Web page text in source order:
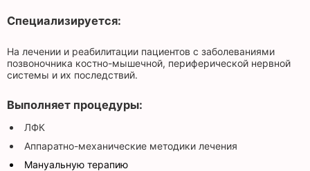
Специализируется:
На лечении и реабилитации пациентов с заболеваниями
позвоночника костно-мышечной, периферической нервной
системы и их последствий.
Выполняет процедуры:
ЛФК
Аппаратно-механические методики лечения
Мануальную терапию